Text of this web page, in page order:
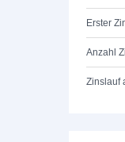
Erster
Anzahl
Zinslauf